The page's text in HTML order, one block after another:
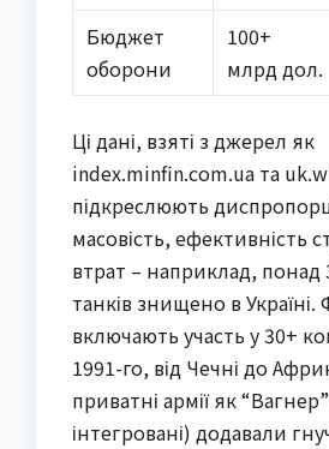
Бюджет
оборони
100+
млрд дол.
Ці дані, взяті з джерел як
index.minfin.com.ua та
підкреслюють
масовість, ефективність
втрат – наприклад, понад
танків знищено в
включають участь у 30+
1991-го, від Чечні до
приватні армії як
інтегровані) додавали